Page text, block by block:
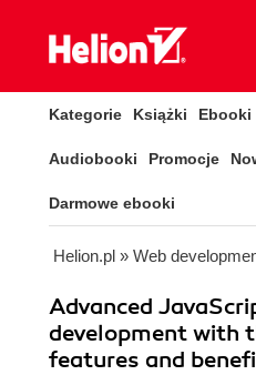
Kategorie Książki Ebooki
Audiobooki Promocje
Darmowe ebooki
Helion.pl » Web
Advanced
development with
features and